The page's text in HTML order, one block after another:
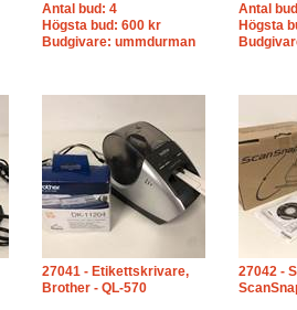
Antal bud: 4
Högsta bud: 600 kr
Budgivare: ummdurman
Antal
Högsta
27041 - Etikettskrivare,
Brother - QL-570
27042 -